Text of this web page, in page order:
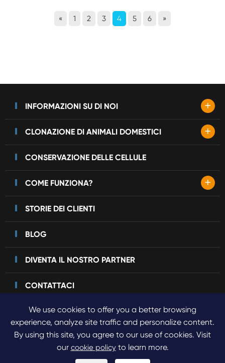
« 1 2 3 4 5 6 »
INFORMAZIONI SU DI NOI +
CLONAZIONE DI ANIMALI DOMESTICI +
CONSERVAZIONE DELLE CELLULE
COME FUNZIONA? +
STORIE DEI CLIENTI
BLOG
DIVENTA IL NOSTRO PARTNER
CONTATTACI
Copyright©2023 Sinogene Pet Cloning.Tutti i diritti riservati.
Sitemap Politica sulla Privacy
We use cookies to offer you a better browsing
experience, analyze site traffic and personalize content.
By using this site, you agree to our use of cookies. Visit
our cookie policyto learn more.